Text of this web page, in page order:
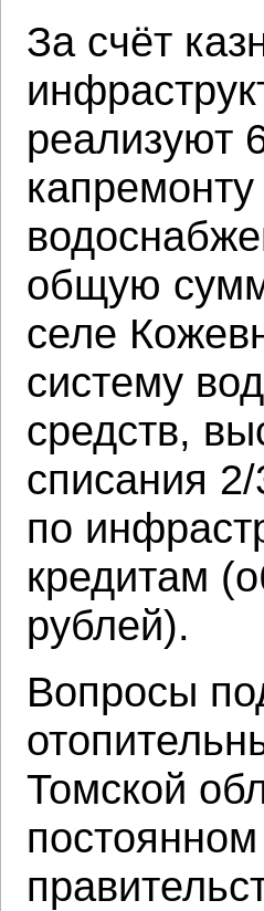
За счёт
реализуют
общую
селе
систему
средств,
списания
по
кредитам
рублей).
Вопросы
Томской